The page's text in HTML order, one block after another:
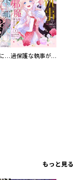
人外の旦那様に娶られ毎晩ナカまで愛される…。アンソロジー 過保護な執事が私の婚活を邪魔してきます！ 分冊版
もっと見る